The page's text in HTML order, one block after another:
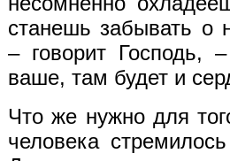
станешь забывать о
– говорит Господь,
ваше, там будет и
Что же нужно для
человека